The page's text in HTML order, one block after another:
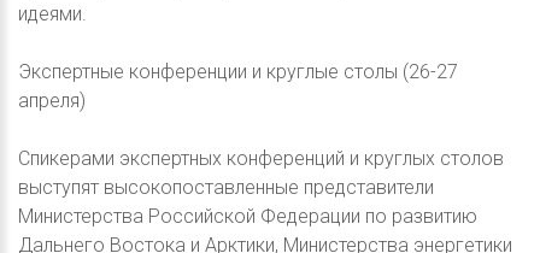
идеями.
Экспертные конференции и круглые столы (26-27
апреля)
Спикерами экспертных конференций и круглых столов
выступят высокопоставленные представители
Министерства Российской Федерации по развитию
Дальнего Востока и Арктики, Министерства энергетики